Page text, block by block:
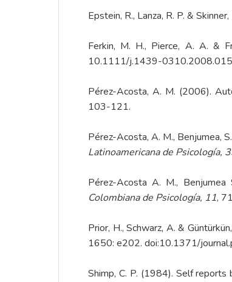
Epstein, R., Lanza, R. P. &
Ferkin, M. H., Pierce, A. A. &
10.1111/j.1439-
Pérez-Acosta, A. M. (2006).
103-121.
Pérez-Acosta, A. M., Benjumea,
Latinoamericana de Psicología,
Pérez-Acosta A. M., Benjumea
Colombiana de Psicología, 11,
Prior, H., Schwarz, A. &
1650: e202. doi:10.1371/
Shimp, C. P. (1984). Self